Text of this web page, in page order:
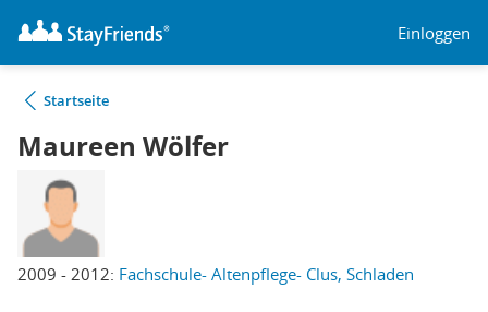
Einloggen
Startseite
Maureen Wölfer
2009 - 2012: Fachschule- Altenpflege- Clus, Schladen